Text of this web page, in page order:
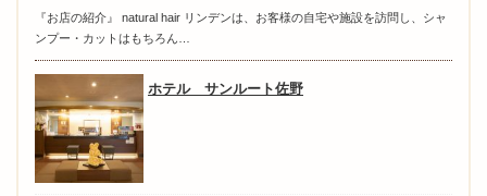
『お店の紹介』 natural hair リンデンは、お客様の自宅や施設を訪問し、シャ
ンプー・カットはもちろん…
ホテル サンルート佐野